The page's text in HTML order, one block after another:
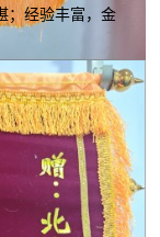
；经验丰富，金